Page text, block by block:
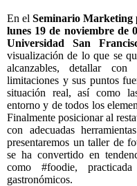
En elSeminario Marketing
lunes 19 de noviembre de
Universidad San
visualización de lo que se
alcanzables, detallar
limitaciones y sus puntos
situación real, así como
entorno y de todos los
Finalmente posicionar al
con adecuadas
presentaremos un taller de
se ha convertido en
como #foodie,
gastronómicos.